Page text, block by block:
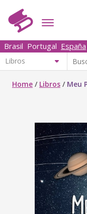
Brasil Portugal España
Home / Libros / Meu